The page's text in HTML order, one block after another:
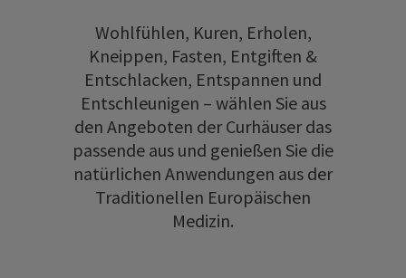
Wohlfühlen, Kuren, Erholen,
Kneippen, Fasten, Entgiften &
Entschlacken, Entspannen und
Entschleunigen – wählen Sie aus
den Angeboten der Curhäuser das
passende aus und genießen Sie die
natürlichen Anwendungen aus der
Traditionellen Europäischen
Medizin.